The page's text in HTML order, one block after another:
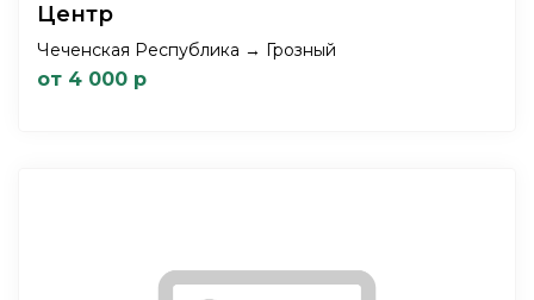
Центр
Чеченская Республика → Грозный
от 4 000 р